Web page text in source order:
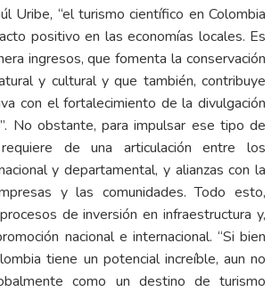
Uribe, “el turismo científico en Colombia
positivo en las economías locales. Es
ingresos, que fomenta la conservación
y cultural y que también, contribuye
con el fortalecimiento de la divulgación
No obstante, para impulsar ese tipo de
de una articulación entre los
y departamental, y alianzas con la
y las comunidades. Todo esto,
de inversión en infraestructura y,
nacional e internacional. “Si bien
tiene un potencial increíble, aun no
como un destino de turismo